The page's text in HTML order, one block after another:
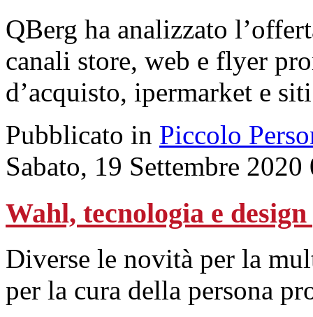
QBerg ha analizzato
canali store, web e flyer
d’acquisto, ipermarket e
Pubblicato in Piccolo
Sabato, 19 Settembre 2020
Wahl, tecnologia e
Diverse le novità per la
per la cura della persona